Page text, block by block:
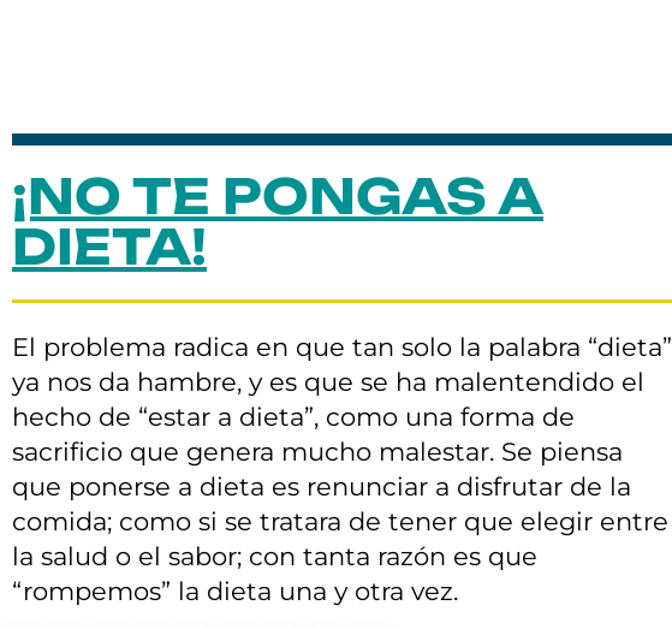
¡NO TE PONGAS A
DIETA!
El problema radica en que tan solo la palabra “dieta”
ya nos da hambre, y es que se ha malentendido el
hecho de “estar a dieta”, como una forma de
sacrificio que genera mucho malestar. Se piensa
que ponerse a dieta es renunciar a disfrutar de la
comida; como si se tratara de tener que elegir entre
la salud o el sabor; con tanta razón es que
“rompemos” la dieta una y otra vez.